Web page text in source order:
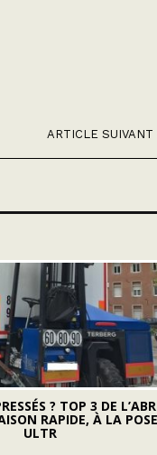
ARTICLE SUIVANT
? TOP 3 DE
RAPIDE, À LA POSE
ULTR